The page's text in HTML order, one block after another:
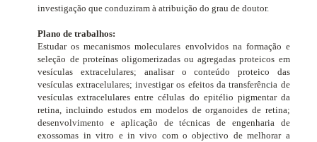
investigação que conduziram à atribuição do grau de doutor.
Plano de trabalhos:
Estudar os mecanismos moleculares envolvidos na formação e
seleção de proteínas oligomerizadas ou agregadas proteicos em
vesículas extracelulares; analisar o conteúdo proteico das
vesículas extracelulares; investigar os efeitos da transferência de
vesículas extracelulares entre células do epitélio pigmentar da
retina, incluindo estudos em modelos de organoides de retina;
desenvolvimento e aplicação de técnicas de engenharia de
exossomas in vitro e in vivo com o objectivo de melhorar a